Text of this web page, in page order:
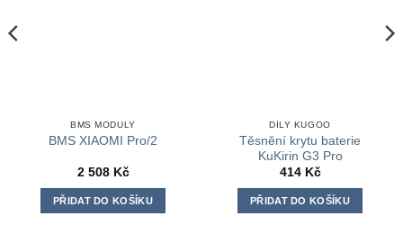
BMS MODULY
BMS XIAOMI Pro/2
2 508 Kč
PŘIDAT DO KOŠÍKU
DÍLY KUGOO
Těsnění krytu baterie
KuKirin G3 Pro
414 Kč
PŘIDAT DO KOŠÍKU